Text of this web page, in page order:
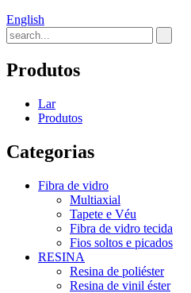
English
Produtos
Lar
Produtos
Categorias
Fibra de vidro
Multiaxial
Tapete e Véu
Fibra de vidro tecida
Fios soltos e picados
RESINA
Resina de poliéster
Resina de vinil éster